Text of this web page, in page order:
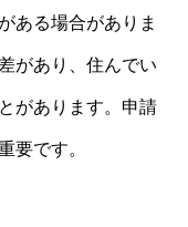
ある場合がありま
があり、住んでい
があります。申請
要です。